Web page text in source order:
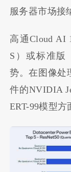
服务器市场接
高通Cloud AI
S）或标准版
势。在图像处
件的NVIDIA
ERT-99模型方